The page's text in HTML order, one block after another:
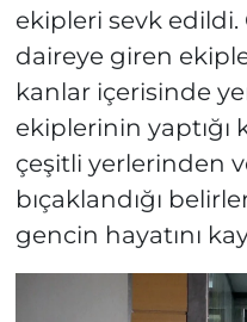
ekipleri sevk edildi.
daireye giren
kanlar içerisinde
ekiplerinin
çeşitli yerlerinden
bıçaklandığı
gencin hayatını